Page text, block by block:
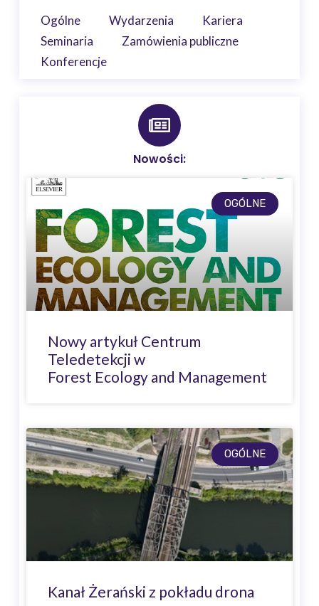
Ogólne Wydarzenia
Kariera
Seminaria
Zamówienia publiczne
Konferencje
Nowości:
OGÓLNE
Nowy artykuł Centrum
Teledetekcji w
Forest Ecology and Management
OGÓLNE
Kanał Żerański z pokładu drona